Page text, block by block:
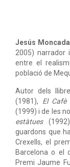
Jesús Moncada
2005) narrador
entre el
població de
Autor dels
(1981), El
(1999) i de les
estàtues
guardons que
Crexells, el
Barcelona o el
Premi Jaume